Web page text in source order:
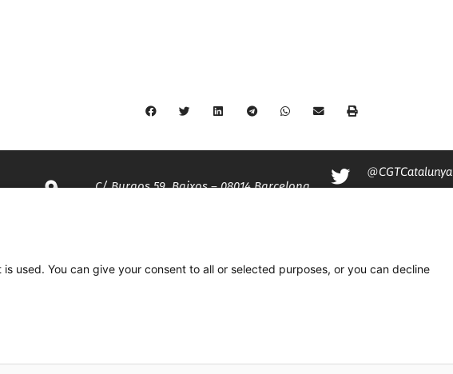
C/ Burgos 59, Baixos – 08014 Barcelona
@CGTCatalunya
used. You can give your consent to all or selected purposes, or you can decline